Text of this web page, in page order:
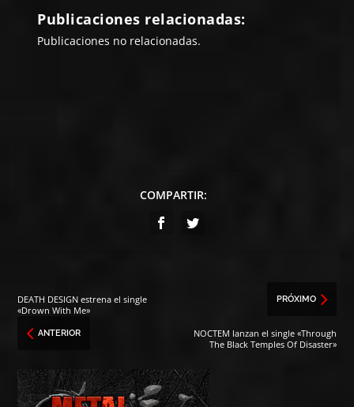
Publicaciones relacionadas:
Publicaciones no relacionadas.
COMPARTIR:
DEATH DESIGN estrena el single
«Drown With Me»
ANTERIOR
PRÓXIMO
NOCTEM lanzan el single «Through
The Black Temples Of Disaster»